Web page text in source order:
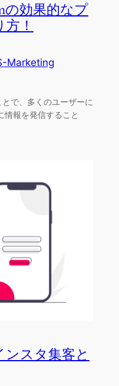
の効果的なプ
！
Marketing
で、多くのユーザーに
情報を発信すること
スタ集客と